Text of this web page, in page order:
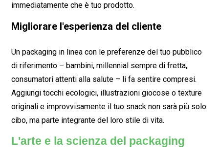
immediatamente che è tuoprodotto.
Migliorare l'esperienza del cliente
Un packaging in linea con le preferenze del tuo pubblico
di riferimento – bambini, millennial sempre di fretta,
consumatori attenti alla salute – li fa sentire compresi.
Aggiungi tocchi ecologici, illustrazioni giocose o texture
originali e improvvisamente il tuo snack non sarà più solo
cibo, ma parte integrante del loro stile di vita.
L'arte e la scienza del packaging